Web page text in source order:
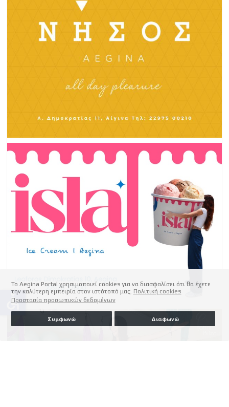
Το Aegina Portal χρησιμοποιεί cookies για να διασφαλίσει ότι θα έχετε
την καλύτερη εμπειρία στον ιστότοπό μας. Πολιτική cookies
Προστασία προσωπικών δεδομένων
Συμφωνώ Διαφωνώ
accessible